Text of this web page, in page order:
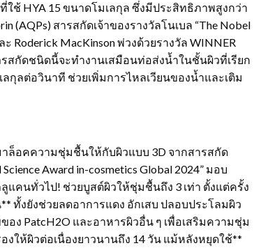
ใช้ HYA 15 ขนาดโมเลกุล ซึ่งมีประสิทธิภาพสูงกว่า
สารสกัดเจ้าของรางวัลโนเบล “The Nobel
Roderick MacKinson พ่วงด้วยรางวัล WINNER
รสกัดชนิดนี้จะทำงานเสมือนท่อส่งน้ำในชั้นผิวที่เรียก
กุลต่อวินาที ช่วยเพิ่มการไหลเวียนของน้ำและเติม
าล็อคความชุ่มชื้นให้กับผิวแบบ 3D จากสารสกัด
Award in-cosmetics Global 2024” มอบ
แคนทั่วไป! ช่วยบูสต์ผิวให้ชุ่มชื้นถึง 3 เท่า ตั้งแต่ครั้ง
ทั้งยังช่วยลดอาการแดง อักเสบ ปลอบประโลมผิว
ง PatcH2O และอาหารผิวอื่น ๆ เพื่อเสริมความชุ่ม
ให้ผิวต่อเนื่องยาวนานถึง 14 วัน แม้หลังหยุดใช้**